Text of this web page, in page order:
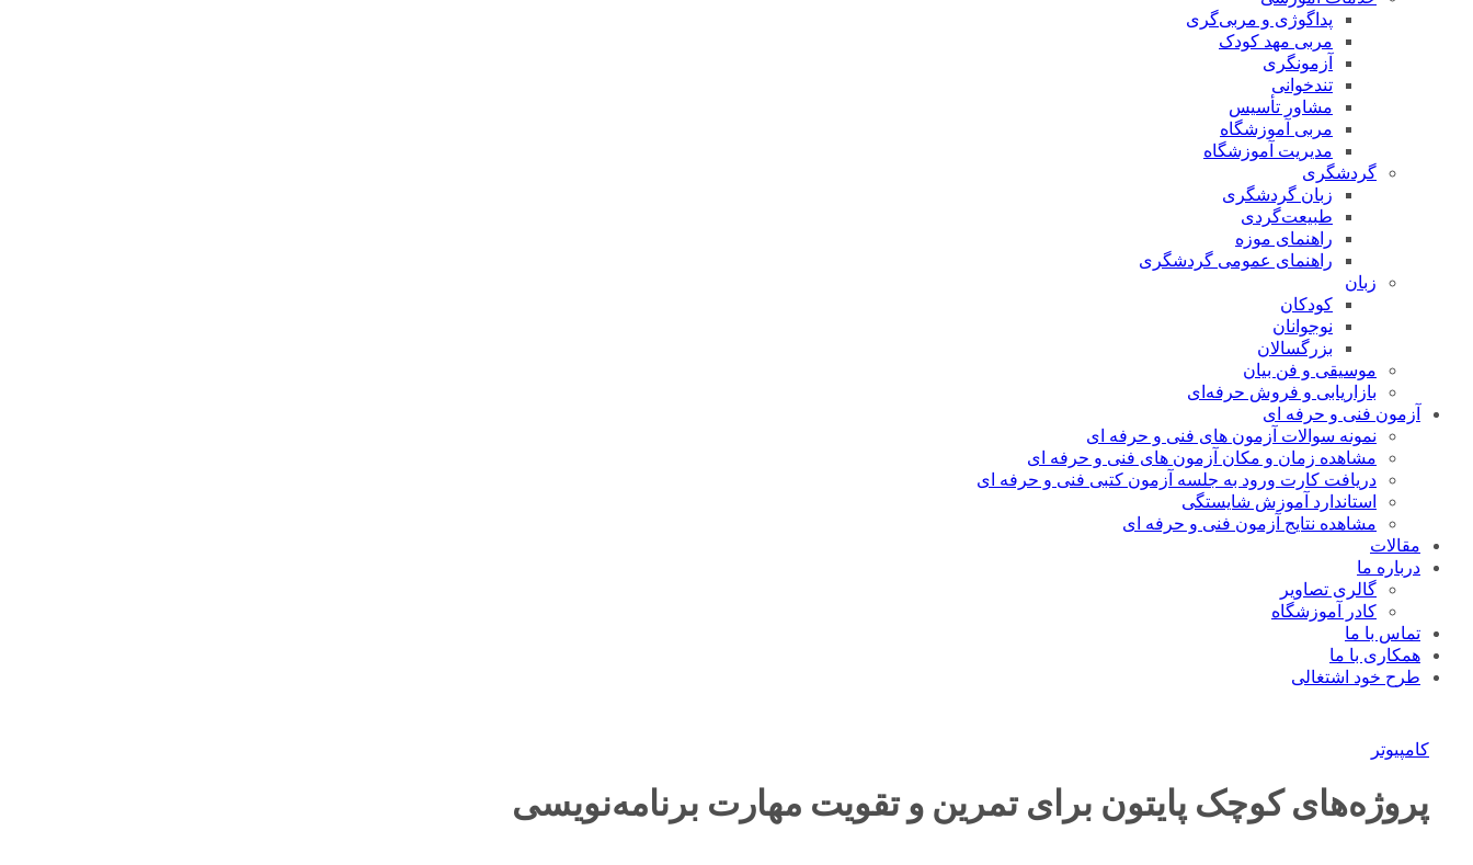
پداگوژی و مربی‌گری
مربی مهد کودک
آزمونگری
تندخوانی
مشاور تأسیس
مربی آموزشگاه
مدیریت آموزشگاه
گردشگری
زبان گردشگری
طبیعت‌گردی
راهنمای موزه
راهنمای عمومی گردشگری
زبان
کودکان
نوجوانان
بزرگسالان
موسیقی و فن بیان
بازاریابی و فروش حرفه‌ای
آزمون فنی و حرفه ای
نمونه سوالات آزمون های فنی و حرفه ای
مشاهده زمان و مکان آزمون های فنی و حرفه ای
دریافت کارت ورود به جلسه آزمون کتبی فنی و حرفه ای
استاندارد آموزش شایستگی
مشاهده نتایج آزمون فنی و حرفه ای
مقالات
درباره ما
گالری تصاویر
کادر آموزشگاه
تماس با ما
همکاری با ما
طرح خود اشتغالی
کامپیوتر
پروژه‌های کوچک پایتون برای تمرین و تقویت مهارت برنامه‌نویسی